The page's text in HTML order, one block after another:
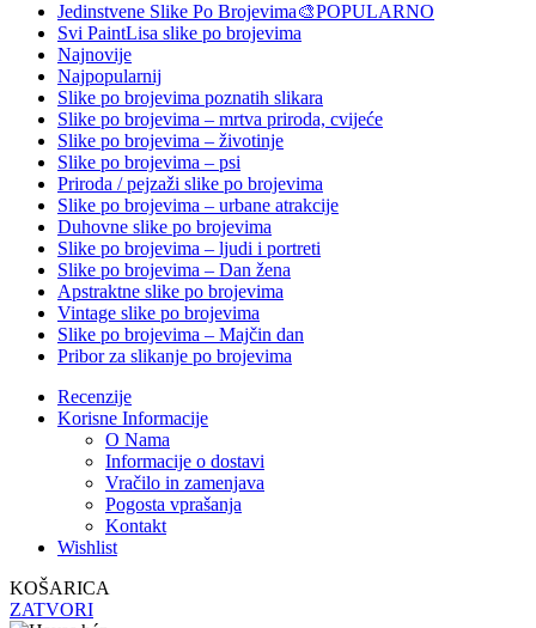
Jedinstvene Slike Po Brojevima🎨POPULARNO
Svi PaintLisa slike po brojevima
Najnovije
Najpopularnij
Slike po brojevima poznatih slikara
Slike po brojevima – mrtva priroda, cvijeće
Slike po brojevima – životinje
Slike po brojevima – psi
Priroda / pejzaži slike po brojevima
Slike po brojevima – urbane atrakcije
Duhovne slike po brojevima
Slike po brojevima – ljudi i portreti
Slike po brojevima – Dan žena
Apstraktne slike po brojevima
Vintage slike po brojevima
Slike po brojevima – Majčin dan
Pribor za slikanje po brojevima
Recenzije
Korisne Informacije
O Nama
Informacije o dostavi
Vračilo in zamenjava
Pogosta vprašanja
Kontakt
Wishlist
KOŠARICA
ZATVORI